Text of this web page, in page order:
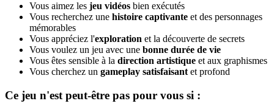
Vous aimez les jeu vidéos bien exécutés
Vous recherchez une histoire captivante et des personnages
mémorables
Vous appréciez l'exploration et la découverte de secrets
Vous voulez un jeu avec une bonne durée de vie
Vous êtes sensible à la direction artistique et aux graphismes
Vous cherchez un gameplay satisfaisant et profond
Ce jeu n'est peut-être pas pour vous si :